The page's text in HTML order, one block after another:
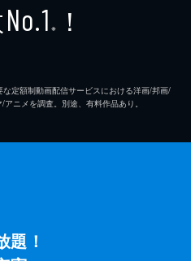
No.1 ※ ！
定額制動画配信サービスにおける洋画/邦画/
ニメを調査。別途、有料作品あり。
題！